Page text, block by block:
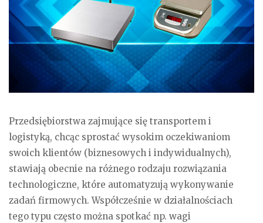
Przedsiębiorstwa zajmujące się transportem i
logistyką, chcąc sprostać wysokim oczekiwaniom
swoich klientów (biznesowych i indywidualnych),
stawiają obecnie na różnego rodzaju rozwiązania
technologiczne, które automatyzują wykonywanie
zadań firmowych. Współcześnie w działalnościach
tego typu często można spotkać np. wagi